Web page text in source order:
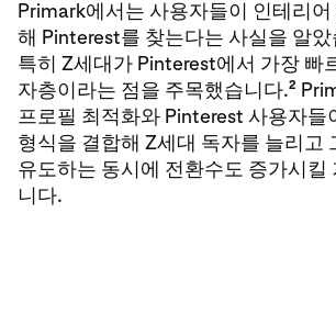
Primark에서는 사용자들이 인테리어
해 Pinterest를 찾는다는 사실을 알
특히 Z세대가 Pinterest에서 가장 빠
자층이라는 점을 주목했습니다.2
프로필 최적화와 Pinterest 사용자들
형식을 결합해 Z세대 독자를 늘리고
유도하는 동시에 전환수도 증가시킬
니다.